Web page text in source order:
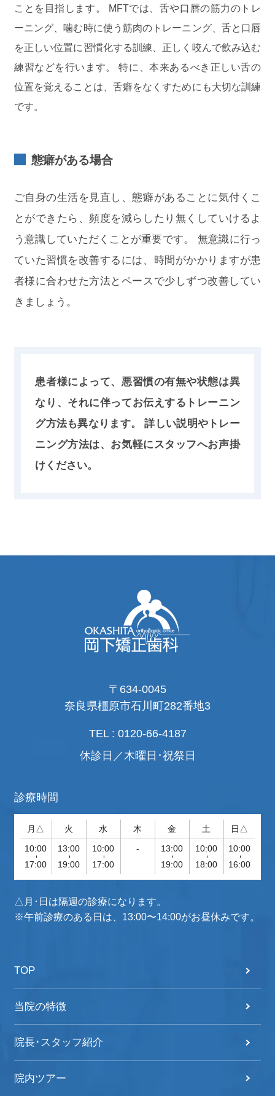
ことを目指します。 MFTでは、舌や口唇の筋力のトレ
ーニング、噛む時に使う筋肉のトレーニング、舌と口唇
を正しい位置に習慣化する訓練、正しく咬んで飲み込む
練習などを行います。 特に、本来あるべき正しい舌の
位置を覚えることは、舌癖をなくすためにも大切な訓練
です。
態癖がある場合
ご自身の生活を見直し、態癖があることに気付くこ
とができたら、頻度を減らしたり無くしていけるよ
う意識していただくことが重要です。 無意識に行っ
ていた習慣を改善するには、時間がかかりますが患
者様に合わせた方法とペースで少しずつ改善してい
きましょう。
患者様によって、悪習慣の有無や状態は異
なり、それに伴ってお伝えするトレーニン
グ方法も異なります。 詳しい説明やトレー
ニング方法は、お気軽にスタッフへお声掛
けください。
〒634-0045
奈良県橿原市石川町282番地3
TEL : 0120-66-4187
休診日／木曜日･祝祭日
診療時間
月△ 火 水 木 金 土 日△
10:00
17:00
13:00
19:00
10:00
17:00
- 13:00
19:00
10:00
18:00
10:00
16:00
△月･日は隔週の診療になります。
※午前診療のある日は、13:00〜14:00がお昼休みです。
TOP
当院の特徴
院長･スタッフ紹介
院内ツアー